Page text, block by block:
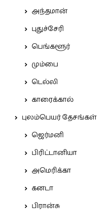
அந்தமான்
புதுச்சேரி
பெங்களூர்
மும்பை
டெல்லி
காரைக்கால்
புலம்பெயர் தேசங்கள்
ஜெர்மனி
பிரிட்டானியா
அமெரிக்கா
கனடா
பிரான்சு